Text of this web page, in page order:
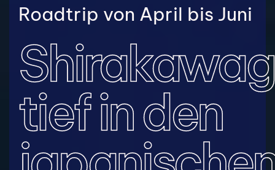
Roadtrip von April bis Juni
tief in den